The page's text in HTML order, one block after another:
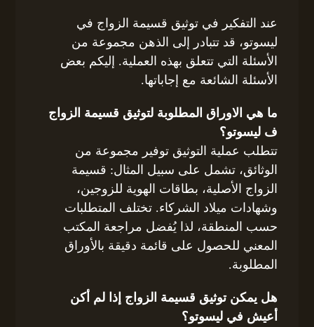
عند التفكير في توثيق قسيمة الزواج في
ليسوتو، قد تتبادر إلى الذهن مجموعة من
الأسئلة التي تتعلق بهذه العملية. إليكم بعض
الأسئلة الشائعة مع إجاباتها.
ما هي الاوراق المطلوبة لتوثيق قسيمة الزواج
ف ليسوتو؟
تتطلب عملية التوثيق توفير مجموعة من
الوثائق، تشمل على سبيل المثال: قسيمة
الزواج الأصلية، بطاقات الهوية للزوجين،
وشهادات ميلاد الشركاء. تختلف المتطلبات
حسب المنطقة، لذا يُفضل مراجعة المكتب
المعني للحصول على قائمة دقيقة بالأوراق
المطلوبة.
هل يمكن توثيق قسيمة الزواج إذا لم أكن
أعيش في ليسوتو؟